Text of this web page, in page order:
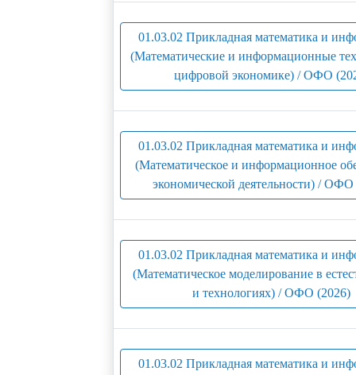
01.03.02 Прикладная математика и
(Математические и информационные
цифровой экономике) / ОФО
01.03.02 Прикладная математика и
(Математическое и информационное
экономической деятельности) / ОФО
01.03.02 Прикладная математика и
(Математическое моделирование в
и технологиях) / ОФО (2026)
01.03.02 Прикладная математика и